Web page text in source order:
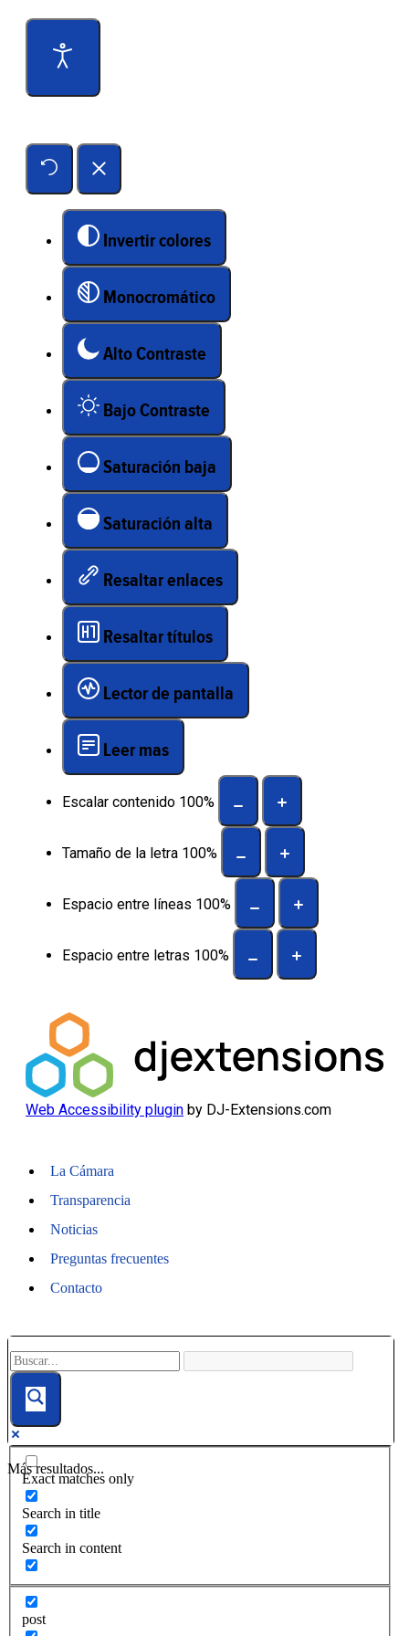
Invertir colores
Monocromático
Alto Contraste
Bajo Contraste
Saturación baja
Saturación alta
Resaltar enlaces
Resaltar títulos
Lector de pantalla
Leer mas
Escalar contenido 100%
Tamaño de la letra 100%
Espacio entre líneas 100%
Espacio entre letras 100%
Web Accessibility plugin by DJ-Extensions.com
La Cámara
Transparencia
Noticias
Preguntas frecuentes
Contacto
Más resultados...
Exact matches only
Search in title
Search in content
post